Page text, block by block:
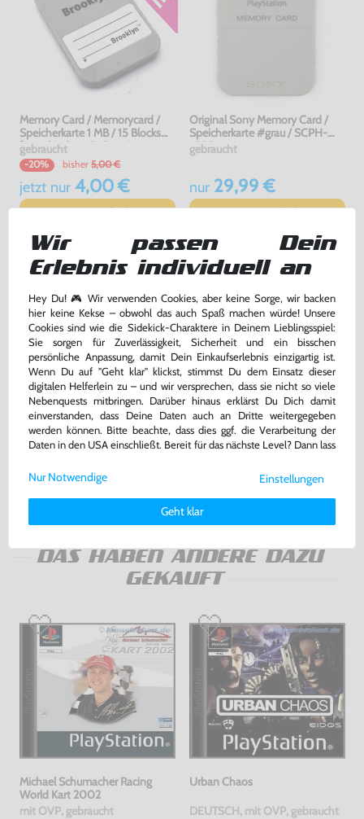
Memory Card / Memorycard /
Speicherkarte 1 MB / 15 Blocks
[verschiedene Farben &
Hersteller]
gebraucht
-20% bisher 5,00 €
jetzt nur4,00 €
Warenkorb
Original Sony Memory Card /
Speicherkarte #grau / SCPH-
1020
gebraucht
nur29,99 €
Warenkorb
Konsole + Original Controller +
Zubehör
sehr guter Zustand, gebraucht
nur139,99 €
Warenkorb
Zubehör Set: AV Cinchkabel &
Netzkabel
gebraucht
7,99 €
Warenkorb
DAS HABEN ANDERE DAZU
GEKAUFT
Michael Schumacher Racing
World Kart 2002
mit OVP, gebraucht
Urban Chaos
DEUTSCH, mit OVP, gebraucht
Wir passen Dein
Erlebnis individuell an
Hey Du! 🎮 Wir verwenden Cookies, aber keine Sorge, wir backen
hier keine Kekse – obwohl das auch Spaß machen würde! Unsere
Cookies sind wie die Sidekick-Charaktere in Deinem Lieblingsspiel:
Sie sorgen für Zuverlässigkeit, Sicherheit und ein bisschen
persönliche Anpassung, damit Dein Einkaufserlebnis einzigartig ist.
Wenn Du auf "Geht klar" klickst, stimmst Du dem Einsatz dieser
digitalen Helferlein zu – und wir versprechen, dass sie nicht so viele
Nebenquests mitbringen. Darüber hinaus erklärst Du Dich damit
einverstanden, dass Deine Daten auch an Dritte weitergegeben
werden können. Bitte beachte, dass dies ggf. die Verarbeitung der
Daten in den USA einschließt. Bereit für das nächste Level? Dann lass
Weitere Informationen zu den von uns verwendeten Cookies und
Deinen Rechten als Nutzer findest Du in unsererDaten­schutz­
Impressum.
Einstellungen
Geht klar
Nur Notwendige